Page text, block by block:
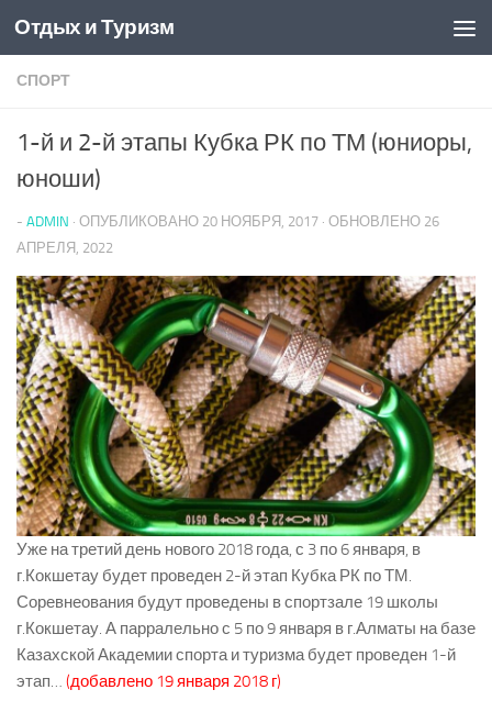
Перейти к содержимому
Отдых и Туризм
СПОРТ
1-й и 2-й этапы Кубка РК по ТМ (юниоры,
юноши)
- ADMIN · ОПУБЛИКОВАНО 20 НОЯБРЯ, 2017 · ОБНОВЛЕНО 26
АПРЕЛЯ, 2022
Уже на третий день нового 2018 года, с 3 по 6 января, в
г.Кокшетау будет проведен 2-й этап Кубка РК по ТМ.
Соревнеования будут проведены в спортзале 19 школы
г.Кокшетау. А парралельно с 5 по 9 января в г.Алматы на базе
Казахской Академии спорта и туризма будет проведен 1-й
этап… (добавлено 19 января 2018 г)